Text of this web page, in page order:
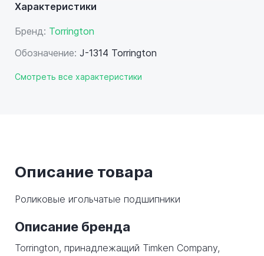
Характеристики
Бренд: Torrington
Обозначение: J-1314 Torrington
Смотреть все характеристики
Описание товара
Роликовые игольчатые подшипники
Описание бренда
Torrington, принадлежащий Timken Company,